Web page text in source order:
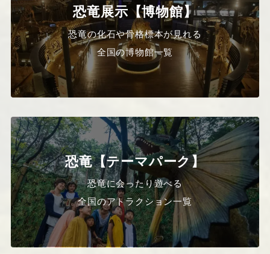
恐竜展示【博物館】
恐竜の化石や骨格標本が見れる
全国の博物館一覧
恐竜【テーマパーク】
恐竜に会ったり遊べる
全国のアトラクション一覧